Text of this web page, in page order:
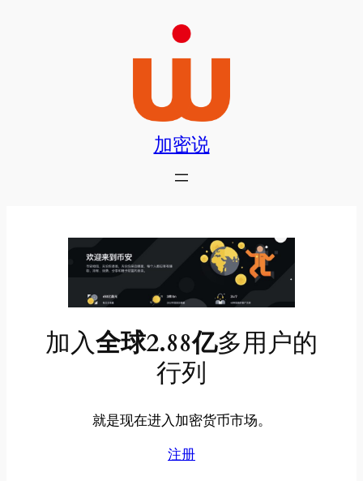
加密说
加入全球2.88亿多用户的
行列
就是现在进入加密货币市场。
注册